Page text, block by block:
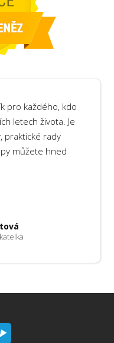
pro každého, kdo
letech života. Je
praktické rady
můžete hned